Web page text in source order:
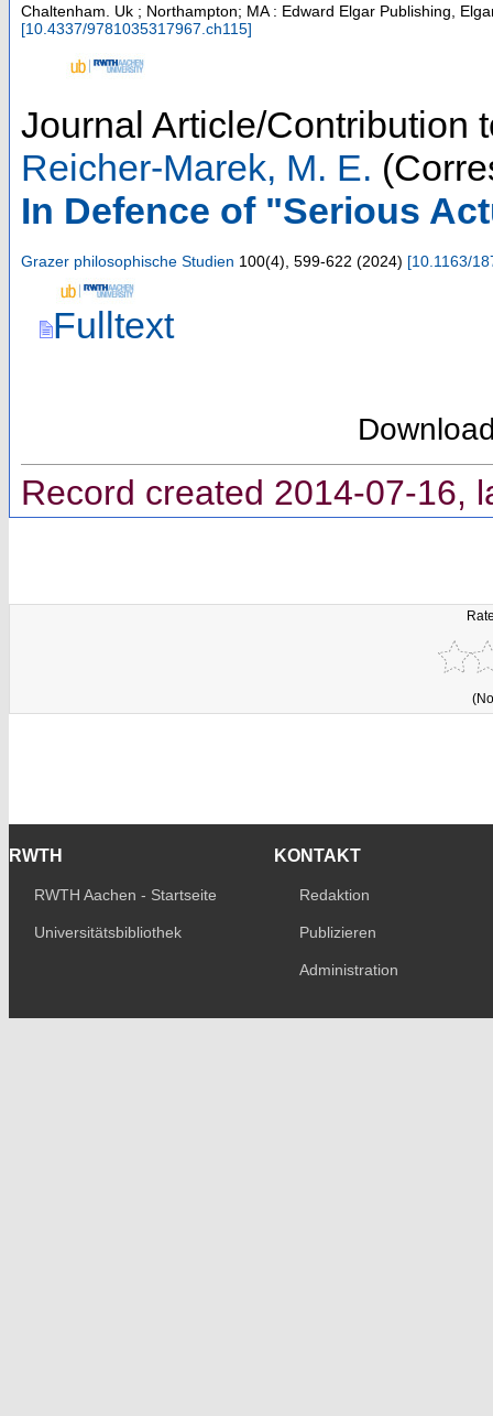
Chaltenham. Uk ; Northampton; MA : Edward Elgar Publishing,
[10.4337/9781035317967.ch115]
Journal Article/Contribution
Reicher-Marek, M. E.
In Defence of "Serious
Grazer philosophische Studien 100(4), 599-622 (2024) [10.1163/
Fulltext
Record created 2014-07-16,
RWTH
RWTH Aachen - Startseite
Universitätsbibliothek
KONTAKT
Redaktion
Publizieren
Administration